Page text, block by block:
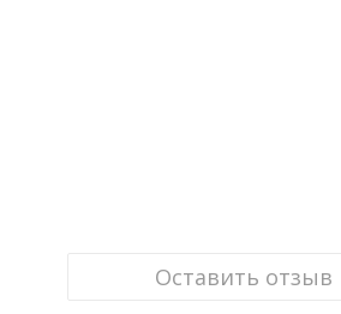
Оставить отзыв